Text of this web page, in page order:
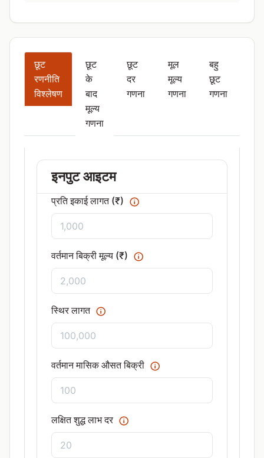
छूट
रणनीति
विश्लेषण
छूट
के
बाद
मूल्य
गणना
छूट
दर
गणना
मूल
मूल्य
गणना
बहु
छूट
गणना
इनपुट आइटम
प्रति इकाई लागत (₹)
वर्तमान बिक्री मूल्य (₹)
स्थिर लागत
वर्तमान मासिक औसत बिक्री
लक्षित शुद्ध लाभ दर